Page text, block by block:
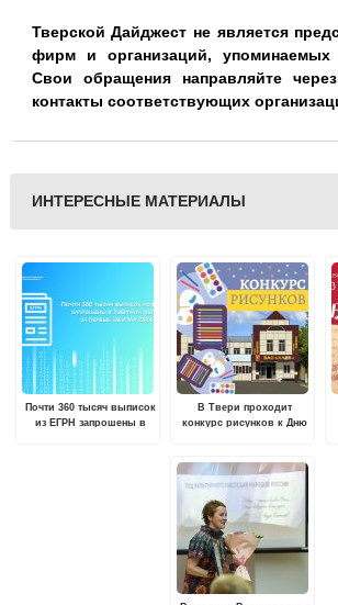
Тверской Дайджест не является
фирм и организаций, упоминаемых
Свои обращения направляйте
контакты соответствующих
ИНТЕРЕСНЫЕ МАТЕРИАЛЫ
Почти 360 тысяч выписок
из ЕГРН запрошены в
В Твери проходит
конкурс рисунков к Дню